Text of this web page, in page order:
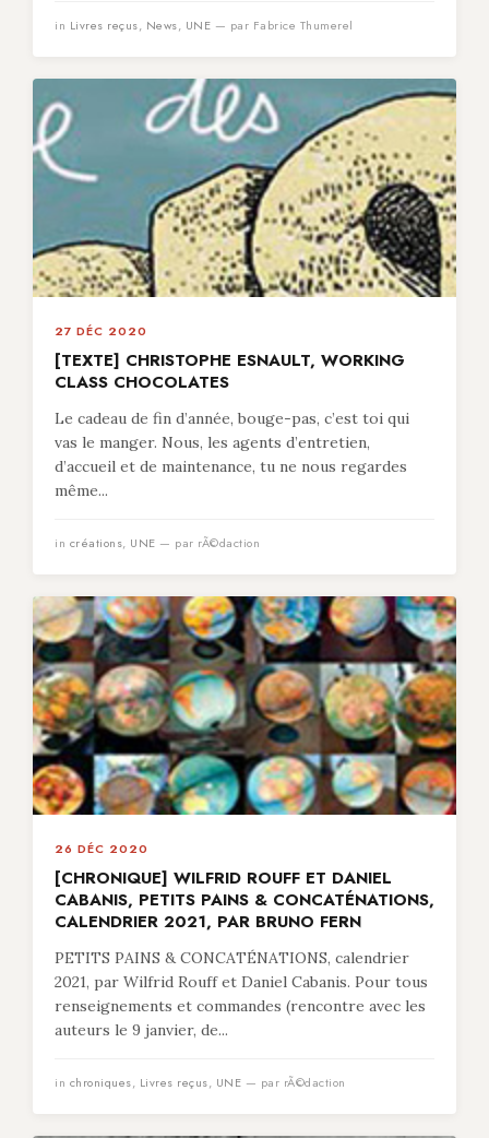
in Livres reçus, News, UNE — par Fabrice Thumerel
27 DÉC 2020
[TEXTE] CHRISTOPHE ESNAULT, WORKING
CLASS CHOCOLATES
Le cadeau de fin d’année, bouge-pas, c’est toi qui
vas le manger. Nous, les agents d’entretien,
d’accueil et de maintenance, tu ne nous regardes
même...
in créations, UNE — par rÃ©daction
26 DÉC 2020
[CHRONIQUE] WILFRID ROUFF ET DANIEL
CABANIS, PETITS PAINS & CONCATÉNATIONS,
CALENDRIER 2021, PAR BRUNO FERN
PETITS PAINS & CONCATÉNATIONS, calendrier
2021, par Wilfrid Rouff et Daniel Cabanis. Pour tous
renseignements et commandes (rencontre avec les
auteurs le 9 janvier, de...
in chroniques, Livres reçus, UNE — par rÃ©daction